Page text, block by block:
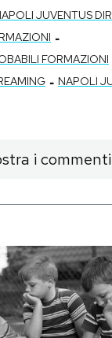
JUVENTUS
-
FORMAZIONI
- NAPOLI
i commenti